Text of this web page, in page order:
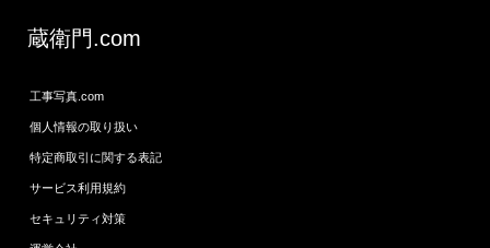
蔵衛門.com
工事写真.com
個人情報の取り扱い
特定商取引に関する表記
サービス利用規約
セキュリティ対策